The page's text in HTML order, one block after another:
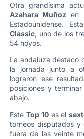
Otra grandísima
Azahara Muñoz en
Estadounidense.
Classic, uno de los
54 hoyos.
La andaluza destacó
la jornada junto a
lograron ese
posiciones y
abajo.
Este Top 10es el
torneos disputados
fuera de las veinte